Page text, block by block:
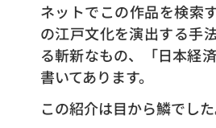
ネットでこの作品を検索
の江戸文化を演出する手
る斬新なもの、「日本経
書いてあります。
この紹介は目から鱗でした